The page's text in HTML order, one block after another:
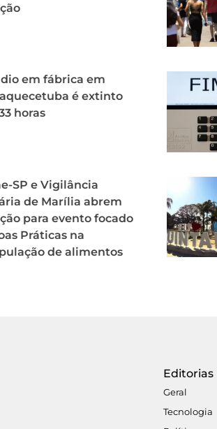
em fábrica em
é extinto
horas
SP e Vigilância
de Marília abrem
para evento focado
Práticas na
de alimentos
Editorias
Geral
Tecnologia